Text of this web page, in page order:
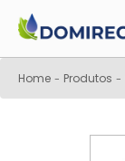
Home - Produtos -